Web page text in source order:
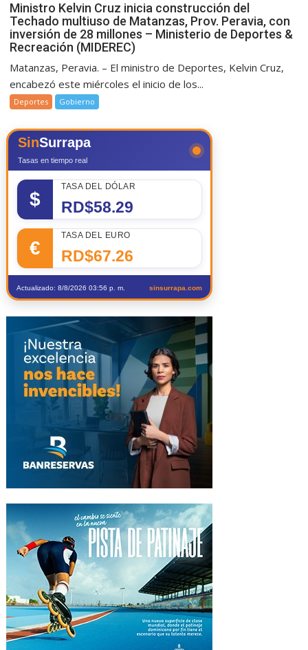
Ministro Kelvin Cruz inicia construcción del
Techado multiuso de Matanzas, Prov. Peravia, con
inversión de 28 millones – Ministerio de Deportes &
Recreación (MIDEREC)
Matanzas, Peravia. – El ministro de Deportes, Kelvin Cruz,
encabezó este miércoles el inicio de los...
Deportes Gobierno
SinSurrapa
Tasas en tiempo real
$
TASA DEL DÓLAR
RD$58.29
€
TASA DEL EURO
RD$67.26
Actualizado: 8/8/2026 03:56 p. m. sinsurrapa.com